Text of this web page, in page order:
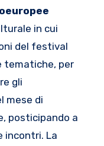
in cui
del festival
tematiche, per
gli
mese di
posticipando a
incontri. La